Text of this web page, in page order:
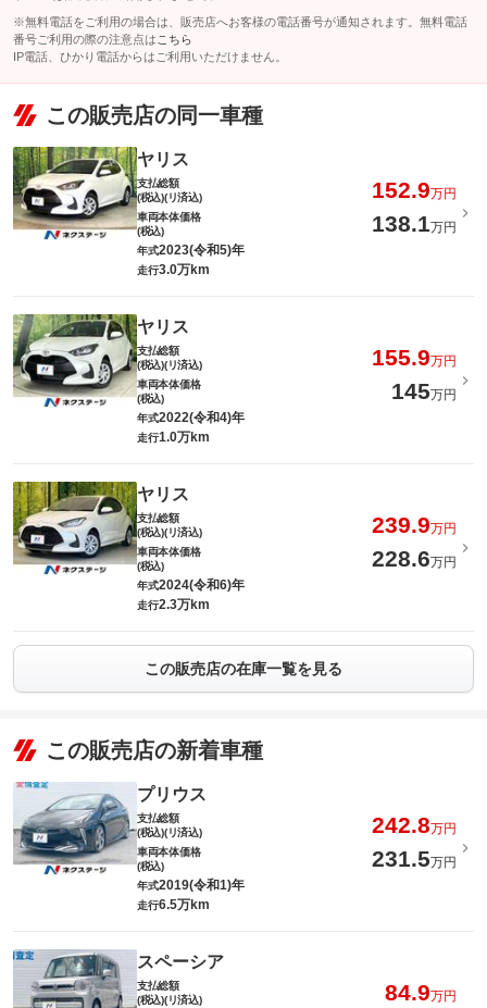
※無料電話をご利用の場合は、販売店へお客様の電話番号が通知されます。無料電話
番号ご利用の際の注意点は こちら
IP電話、ひかり電話からはご利用いただけません。
この販売店の同一車種
ヤリス
支払総額
(税込)(リ済込)
152.9万円
車両本体価格
(税込)
138.1万円
年式2023(令和5)年
走行3.0万km
ヤリス
支払総額
(税込)(リ済込)
155.9万円
車両本体価格
(税込)
145万円
年式2022(令和4)年
走行1.0万km
ヤリス
支払総額
(税込)(リ済込)
239.9万円
車両本体価格
(税込)
228.6万円
年式2024(令和6)年
走行2.3万km
この販売店の在庫一覧を見る
この販売店の新着車種
プリウス
支払総額
(税込)(リ済込)
242.8万円
車両本体価格
(税込)
231.5万円
年式2019(令和1)年
走行6.5万km
スペーシア
支払総額
(税込)(リ済込)
84.9万円